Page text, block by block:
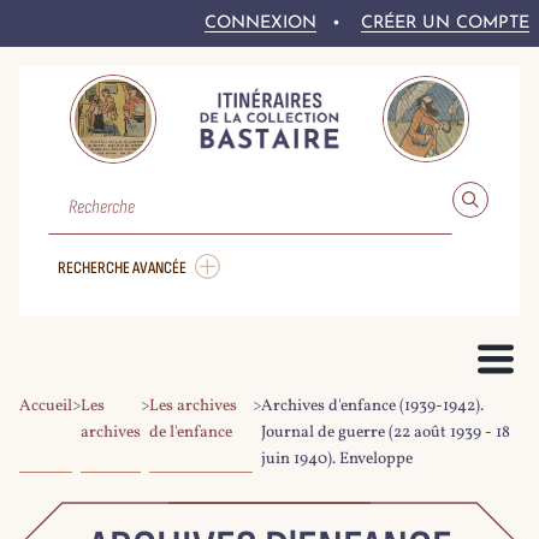
CONNEXION CRÉER UN COMPTE
RECHERCHE AVANCÉE
PRÉSENTATION DU PROJET
LE FONDS BASTAIRE
COLLEX-PERSÉE
LA NUMÉRISATION DU CORPUS
DROITS ET CONDITIONS DE RÉ-UTILISATION
AIDE À LA RECHERCHE
LE CORPUS NUMÉRIQUE
PARCOURIR LE CORPUS
RECHERCHER DANS LE CORPUS
EXPLOITER LE CORPUS
Accueil>Les
archives
>Les archives
de l'enfance
>Archives d'enfance (1939-1942).
Journal de guerre (22 août 1939 - 18
juin 1940). Enveloppe